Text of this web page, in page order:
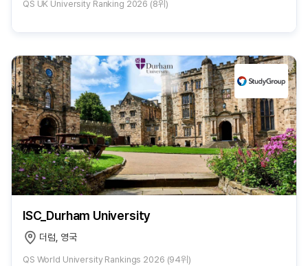
QS UK University Ranking 2026 (8위)
ISC_Durham University
더럼, 영국
QS World University Rankings 2026 (94위)